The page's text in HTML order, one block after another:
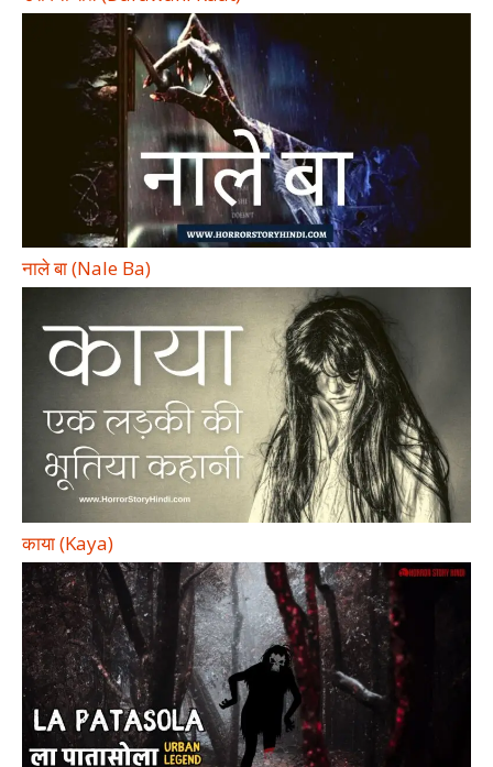
नाले बा (Nale Ba)
काया (Kaya)